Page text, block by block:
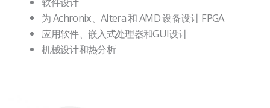
为 Achronix、Altera 和 AMD 设备设计 FPGA
应用软件、嵌入式处理器和GUI设计
机械设计和热分析